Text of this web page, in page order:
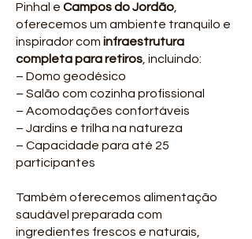
Pinhal e Campos do Jordão
oferecemos um ambiente tranquilo e
inspirador com infraestrutura
completapara retiros , incluindo:
– Domo geodésico
– Salão com cozinha profissional
– Acomodações confortáveis
– Jardins e trilha na natureza
– Capacidade para até 25
participantes
Também oferecemos alimentação
saudável preparada com
ingredientes frescos e naturais,